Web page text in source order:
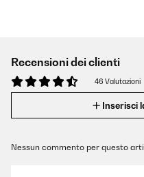
Recensioni dei clienti
46 Valutazioni
Inserisci
Nessun commento per questo